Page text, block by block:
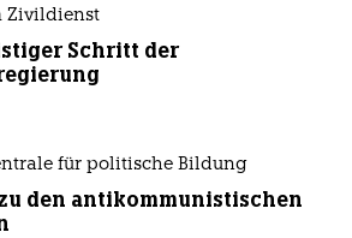
Zivildienst
Schritt der
für politische Bildung
den antikommunistischen